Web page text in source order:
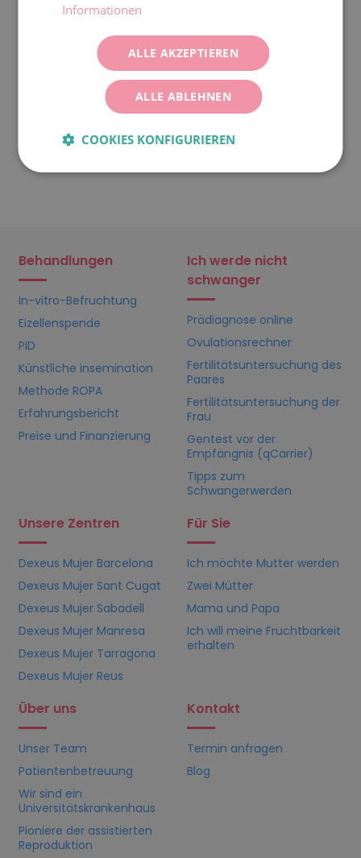
Behandlungen
In-vitro-Befruchtung
Eizellenspende
PID
Künstliche insemination
Methode ROPA
Erfahrungsbericht
Preise und Finanzierung
Ich werde nicht
schwanger
Prädiagnose online
Ovulationsrechner
Fertilitätsuntersuchung des
Paares
Fertilitätsuntersuchung der
Frau
Gentest vor der
Empfängnis (qCarrier)
Tipps zum
Schwangerwerden
Unsere Zentren
Dexeus Mujer Barcelona
Dexeus Mujer Sant Cugat
Dexeus Mujer Sabadell
Dexeus Mujer Manresa
Dexeus Mujer Tarragona
Dexeus Mujer Reus
Für Sie
Ich möchte Mutter werden
Zwei Mütter
Mama und Papa
Ich will meine Fruchtbarkeit
erhalten
Über uns
Unser Team
Patientenbetreuung
Wir sind ein
Universitätskrankenhaus
Pioniere der assistierten
Reproduktion
Kontakt
Termin anfragen
Blog
Informationen
ALLE AKZEPTIEREN
ALLE ABLEHNEN
COOKIES KONFIGURIEREN